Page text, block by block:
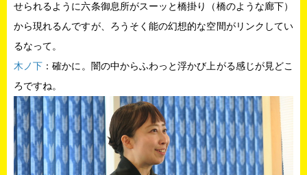
せられるように六条御息所がスーッと橋掛り（橋のような廊下）
から現れるんですが、ろうそく能の幻想的な空間がリンクしてい
るなって。
木ノ下 ：確かに。闇の中からふわっと浮かび上がる感じが見どこ
ろですね。